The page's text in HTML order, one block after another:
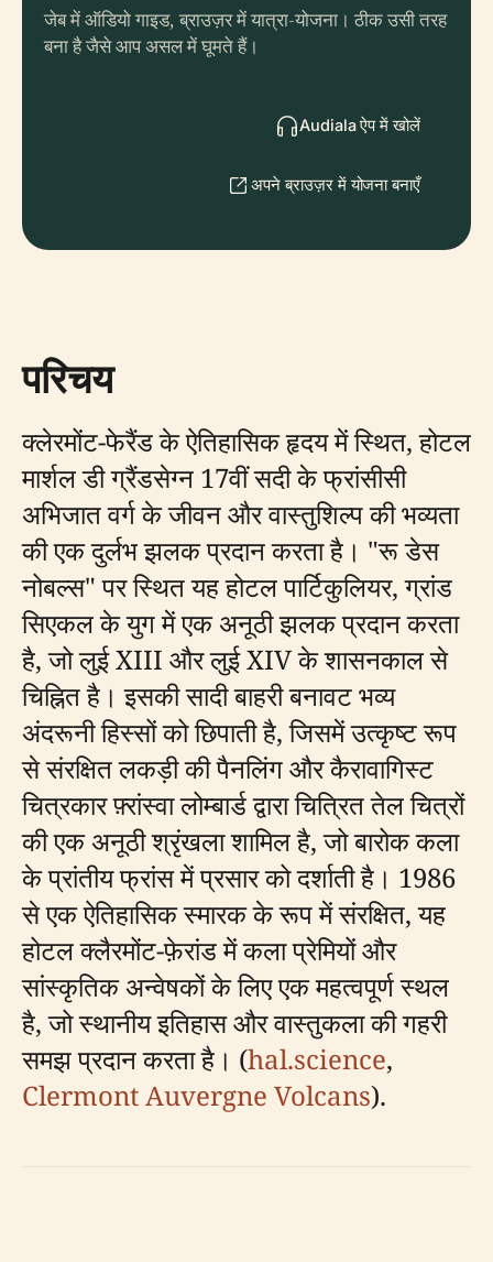
जेब में ऑडियो गाइड, ब्राउज़र में यात्रा-योजना। ठीक उसी तरह
बना है जैसे आप असल में घूमते हैं।
Audiala ऐप में खोलें
अपने ब्राउज़र में योजना बनाएँ
परिचय
क्लेरमोंट-फेरैंड के ऐतिहासिक हृदय में स्थित, होटल
मार्शल डी ग्रैंडसेग्न 17वीं सदी के फ्रांसीसी
अभिजात वर्ग के जीवन और वास्तुशिल्प की भव्यता
की एक दुर्लभ झलक प्रदान करता है। "रू डेस
नोबल्स" पर स्थित यह होटल पार्टिकुलियर, ग्रांड
सिएकल के युग में एक अनूठी झलक प्रदान करता
है, जो लुई XIII और लुई XIV के शासनकाल से
चिह्नित है। इसकी सादी बाहरी बनावट भव्य
अंदरूनी हिस्सों को छिपाती है, जिसमें उत्कृष्ट रूप
से संरक्षित लकड़ी की पैनलिंग और कैरावागिस्ट
चित्रकार फ़्रांस्वा लोम्बार्ड द्वारा चित्रित तेल चित्रों
की एक अनूठी श्रृंखला शामिल है, जो बारोक कला
के प्रांतीय फ्रांस में प्रसार को दर्शाती है। 1986
से एक ऐतिहासिक स्मारक के रूप में संरक्षित, यह
होटल क्लैरमोंट-फ़ेरांड में कला प्रेमियों और
सांस्कृतिक अन्वेषकों के लिए एक महत्वपूर्ण स्थल
है, जो स्थानीय इतिहास और वास्तुकला की गहरी
समझ प्रदान करता है। (hal.science,
Clermont Auvergne Volcans).